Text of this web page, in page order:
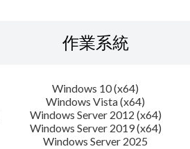
作業系統
Windows 10 (x64)
Windows Vista (x64)
Windows Server 2012 (x64)
Windows Server 2019 (x64)
Windows Server 2025